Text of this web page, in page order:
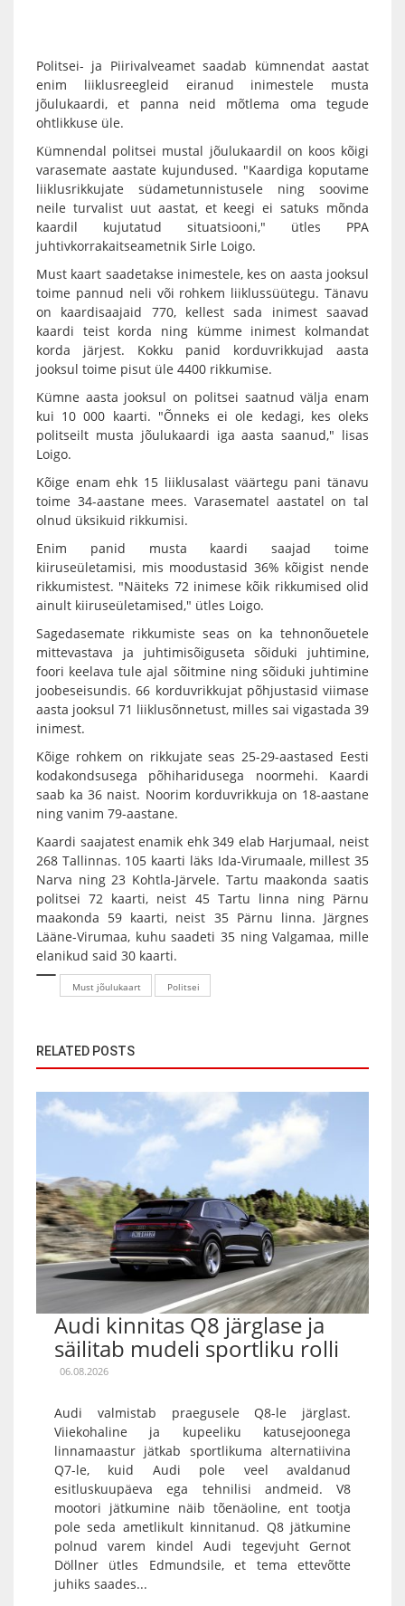
Politsei- ja Piirivalveamet saadab kümnendat aastat
enim liiklusreegleid eiranud inimestele musta
jõulukaardi, et panna neid mõtlema oma tegude
ohtlikkuse üle.
Kümnendal politsei mustal jõulukaardil on koos kõigi
varasemate aastate kujundused. "Kaardiga koputame
liiklusrikkujate südametunnistusele ning soovime
neile turvalist uut aastat, et keegi ei satuks mõnda
kaardil kujutatud situatsiooni," ütles PPA
juhtivkorrakaitseametnik Sirle Loigo.
Must kaart saadetakse inimestele, kes on aasta jooksul
toime pannud neli või rohkem liiklussüütegu. Tänavu
on kaardisaajaid 770, kellest sada inimest saavad
kaardi teist korda ning kümme inimest kolmandat
korda järjest. Kokku panid korduvrikkujad aasta
jooksul toime pisut üle 4400 rikkumise.
Kümne aasta jooksul on politsei saatnud välja enam
kui 10 000 kaarti. "Õnneks ei ole kedagi, kes oleks
politseilt musta jõulukaardi iga aasta saanud," lisas
Loigo.
Kõige enam ehk 15 liiklusalast väärtegu pani tänavu
toime 34-aastane mees. Varasematel aastatel on tal
olnud üksikuid rikkumisi.
Enim panid musta kaardi saajad toime
kiiruseületamisi, mis moodustasid 36% kõigist nende
rikkumistest. "Näiteks 72 inimese kõik rikkumised olid
ainult kiiruseületamised," ütles Loigo.
Sagedasemate rikkumiste seas on ka tehnonõuetele
mittevastava ja juhtimisõiguseta sõiduki juhtimine,
foori keelava tule ajal sõitmine ning sõiduki juhtimine
joobeseisundis. 66 korduvrikkujat põhjustasid viimase
aasta jooksul 71 liiklusõnnetust, milles sai vigastada 39
inimest.
Kõige rohkem on rikkujate seas 25-29-aastased Eesti
kodakondsusega põhiharidusega noormehi. Kaardi
saab ka 36 naist. Noorim korduvrikkuja on 18-aastane
ning vanim 79-aastane.
Kaardi saajatest enamik ehk 349 elab Harjumaal, neist
268 Tallinnas. 105 kaarti läks Ida-Virumaale, millest 35
Narva ning 23 Kohtla-Järvele. Tartu maakonda saatis
politsei 72 kaarti, neist 45 Tartu linna ning Pärnu
maakonda 59 kaarti, neist 35 Pärnu linna. Järgnes
Lääne-Virumaa, kuhu saadeti 35 ning Valgamaa, mille
elanikud said 30 kaarti.
Must jõulukaart Politsei
RELATED POSTS
Audi kinnitas Q8 järglase ja
säilitab mudeli sportliku rolli
06.08.2026
Audi valmistab praegusele Q8-le järglast.
Viiekohaline ja kupeeliku katusejoonega
linnamaastur jätkab sportlikuma alternatiivina
Q7-le, kuid Audi pole veel avaldanud
esitluskuupäeva ega tehnilisi andmeid. V8
mootori jätkumine näib tõenäoline, ent tootja
pole seda ametlikult kinnitanud. Q8 jätkumine
polnud varem kindel Audi tegevjuht Gernot
Döllner ütles Edmundsile, et tema ettevõtte
juhiks saades...